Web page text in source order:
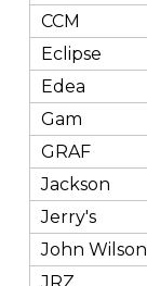
CCM
Eclipse
Edea
Gam
GRAF
Jackson
Jerry's
John Wilson